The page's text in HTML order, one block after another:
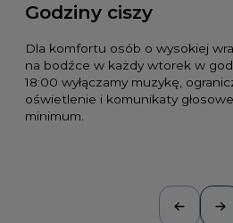
Godziny ciszy
Dla komfortu osób o wysokiej
na bodźce w każdy wtorek w
18:00 wyłączamy muzykę,
oświetlenie i komunikaty
minimum.